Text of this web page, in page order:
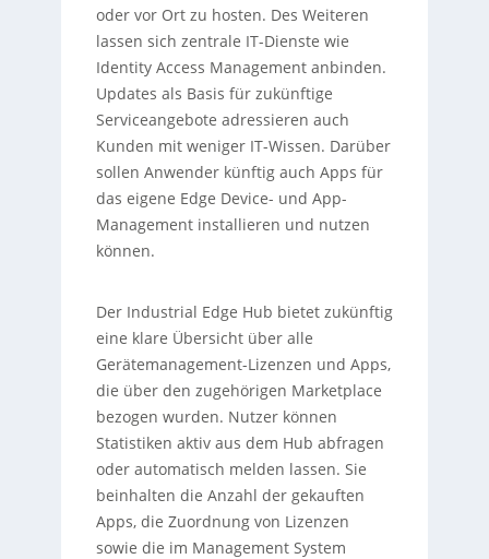
oder vor Ort zu hosten. Des Weiteren
lassen sich zentrale IT-Dienste wie
Identity Access Management anbinden.
Updates als Basis für zukünftige
Serviceangebote adressieren auch
Kunden mit weniger IT-Wissen. Darüber
sollen Anwender künftig auch Apps für
das eigene Edge Device- und App-
Management installieren und nutzen
können.
Der Industrial Edge Hub bietet zukünftig
eine klare Übersicht über alle
Gerätemanagement-Lizenzen und Apps,
die über den zugehörigen Marketplace
bezogen wurden. Nutzer können
Statistiken aktiv aus dem Hub abfragen
oder automatisch melden lassen. Sie
beinhalten die Anzahl der gekauften
Apps, die Zuordnung von Lizenzen
sowie die im Management System